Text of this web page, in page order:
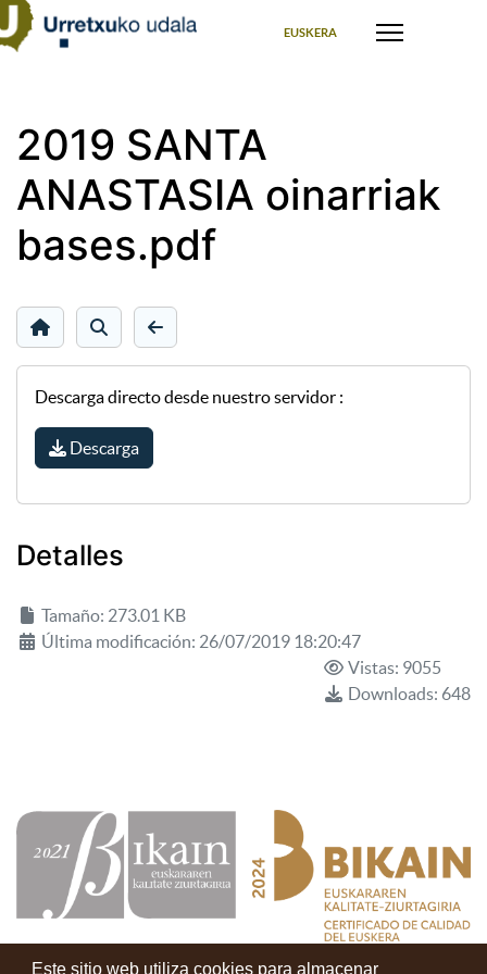
Este sitio web utiliza cookies para almacenar
EUSKERA
2019 SANTA
ANASTASIA oinarriak
bases.pdf
Descarga directo desde nuestro servidor :
Descarga
Detalles
Tamaño: 273.01 KB
Última modificación: 26/07/2019 18:20:47
Vistas: 9055
Downloads: 648